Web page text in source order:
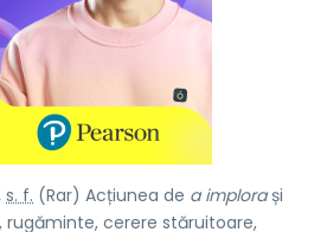
s. f. (Rar) Acțiunea de a implorași
rugăminte, cerere stăruitoare,